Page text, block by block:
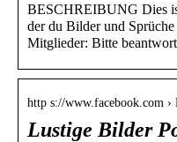
BESCHREIBUNG Dies
der du Bilder und
Mitglieder: Bitte
http s://www.facebook.com ›
Lustige Bilder